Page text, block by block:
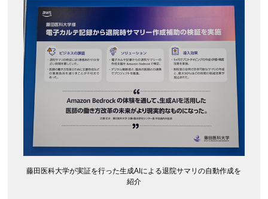
藤田医科大学が実証を行った生成AIによる退院サマリの自動作成を
紹介